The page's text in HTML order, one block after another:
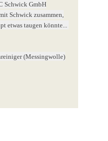
Schwick GmbH
Schwick zusammen,
etwas taugen könnte...
(Messingwolle)